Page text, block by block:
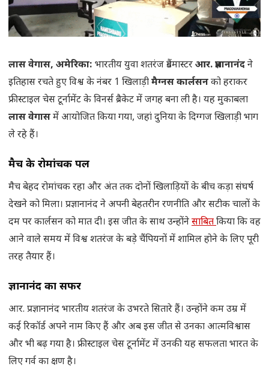
लास वेगास, अमेरिका: भारतीय युवा शतरंज ग्रैंडमास्टरआर. प्रज्ञानानंदने
इतिहास रचते हुए विश्व के नंबर 1 खिलाड़ीमैग्नस कार्लसनको हराकर
फ्रीस्टाइल चेस टूर्नामेंट के विनर्स ब्रैकेट में जगह बना ली है। यह मुकाबला
लास वेगासमें आयोजित किया गया, जहां दुनिया के दिग्गज खिलाड़ी भाग
ले रहे हैं।
मैच के रोमांचक पल
मैच बेहद रोमांचक रहा और अंत तक दोनों खिलाड़ियों के बीच कड़ा संघर्ष
देखने को मिला। प्रज्ञानानंद ने अपनी बेहतरीन रणनीति और सटीक चालों के
दम पर कार्लसन को मात दी। इस जीत के साथ उन्होंनेसाबितकिया कि वह
आने वाले समय में विश्व शतरंज के बड़े चैंपियनों में शामिल होने के लिए पूरी
तरह तैयार हैं।
प्रज्ञानानंद का सफर
आर. प्रज्ञानानंद भारतीय शतरंज के उभरते सितारे हैं। उन्होंने कम उम्र में
कई रिकॉर्ड अपने नाम किए हैं और अब इस जीत से उनका आत्मविश्वास
और भी बढ़ गया है। फ्रीस्टाइल चेस टूर्नामेंट में उनकी यह सफलता भारत के
लिए गर्व का क्षण है।